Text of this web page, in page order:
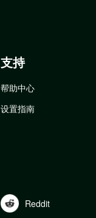
支持
帮助中心
设置指南
Reddit